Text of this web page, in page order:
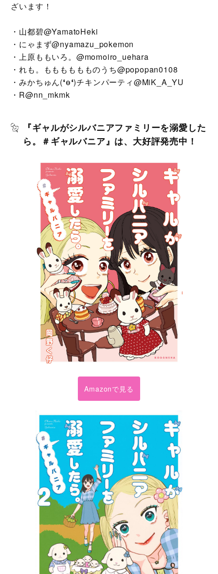
ざいます！
・山都碧@YamatoHeki
・にゃまず@nyamazu_pokemon
・上原ももいろ。@momoiro_uehara
・れも。もももももものうち@popopan0108
・みかちゅん(❛ө❛)チキンパーティ@MiK_A_YU
・R@nn_mkmk
『ギャルがシルバニアファミリーを溺愛した
ら。＃ギャルバニア』は、大好評発売中！
Amazonで見る